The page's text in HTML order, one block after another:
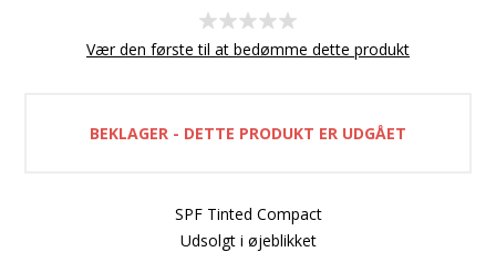
Vær den første til at bedømme dette produkt
BEKLAGER - DETTE PRODUKT ER UDGÅET
SPF Tinted Compact
Udsolgt i øjeblikket